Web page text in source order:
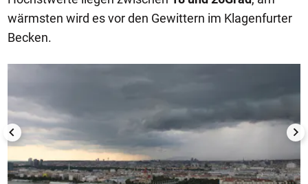
wärmsten wird es vor den Gewittern im Klagenfurter
Becken.
1/6